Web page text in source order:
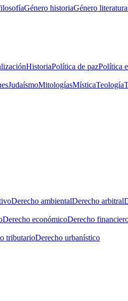
Género historiaGénero literatura
HistoriaPolítica de pazPolítica
JudaísmoMitologíasMísticaTeología
Derecho ambientalDerecho arbitral
Derecho económicoDerecho
tributarioDerecho urbanístico